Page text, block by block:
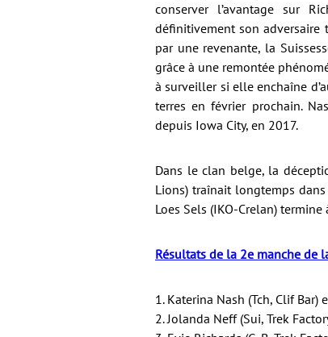
conserver l’avantage sur
définitivement son adversaire
par une revenante, la
grâce à une remontée
à surveiller si elle enchaîne
terres en février prochain.
depuis Iowa City, en 2017.
Dans le clan belge, la
Lions) traînait longtemps
Loes Sels (IKO-Crelan)
Résultats de la 2e manche de
1. Katerina Nash (Tch, Clif Bar)
2. Jolanda Neff (Sui, Trek